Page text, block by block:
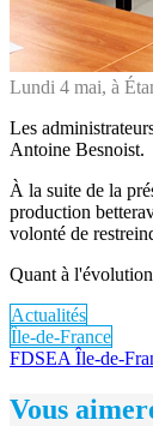
Lundi 4 mai, à
Les
Antoine Besnoist.
À la suite de la
production
volonté de
Quant à
Actualités
Île-de-France
FDSEA Île-de-
Vous